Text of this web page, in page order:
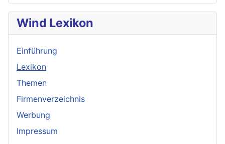
Wind Lexikon
Einführung
Lexikon
Themen
Firmenverzeichnis
Werbung
Impressum